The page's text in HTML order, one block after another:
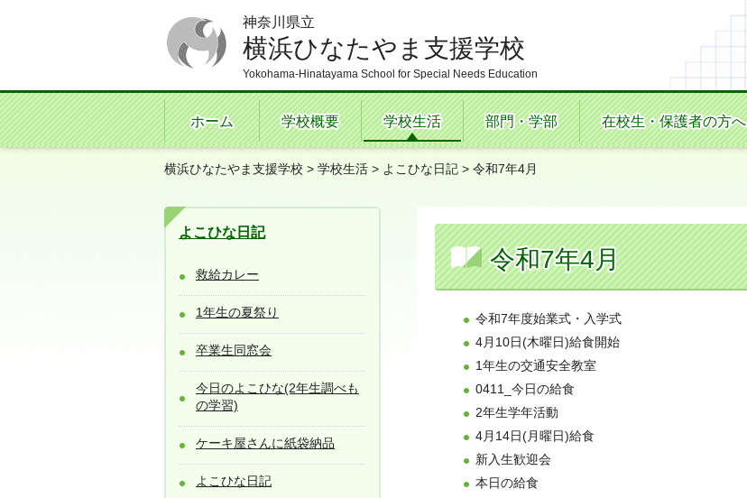
神奈川県立
横浜ひなたやま支援学校
Yokohama-Hinatayama School for Special Needs Education
ホーム 学校概要 学校生活 部門・学部 在校生・保護者の方へ
横浜ひなたやま支援学校 > 学校生活 > よこひな日記 > 令和7年4月
よこひな日記
救給カレー
1年生の夏祭り
卒業生同窓会
今日のよこひな(2年生調べも
の学習)
ケーキ屋さんに紙袋納品
よこひな日記
令和7年4月
令和7年度始業式・入学式
4月10日(木曜日)給食開始
1年生の交通安全教室
0411_今日の給食
2年生学年活動
4月14日(月曜日)給食
新入生歓迎会
本日の給食